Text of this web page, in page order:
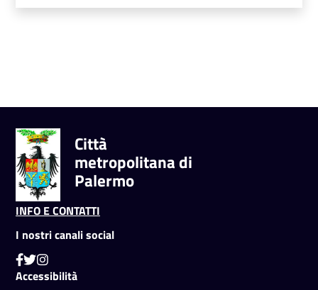
Città
metropolitana di
Palermo
INFO E CONTATTI
I nostri canali social
Accessibilità